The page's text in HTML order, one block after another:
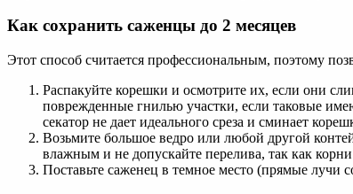
Как сохранить саженцы до 2 месяцев
Этот способ считается профессиональным, поэтому
Распакуйте корешки и осмотрите их, если они
поврежденные гнилью участки, если таковые
секатор не дает идеального среза и сминает
Возьмите большое ведро или любой другой
влажным и не допускайте перелива, так как
Поставьте саженец в темное место (прямые лучи